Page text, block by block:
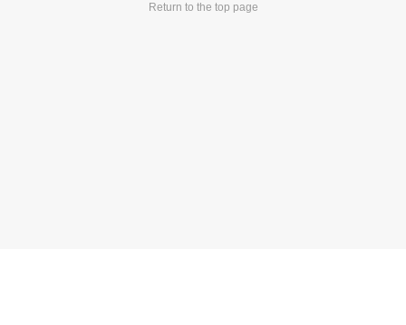
Return to the top page